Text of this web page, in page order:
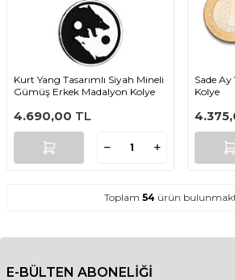
Kurt Yang Tasarımlı Siyah Mineli
Gümüş Erkek Madalyon Kolye
4.690,00 TL
Sade Ay
Kolye
Toplam 54 ürün
E-BÜLTEN ABONELİĞİ